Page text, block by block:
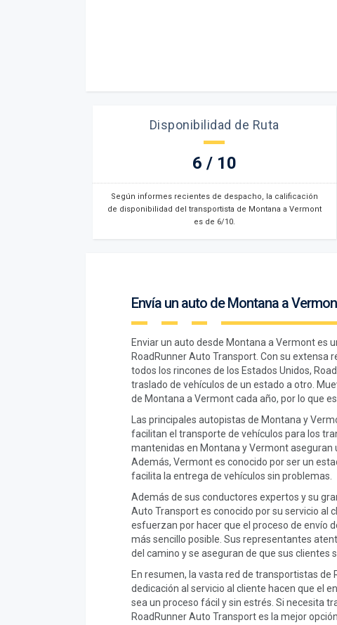
Disponibilidad de Ruta
6 / 10
Según informes recientes de despacho, la calificación
de disponibilidad del transportista de Montana a Vermont
es de 6/10.
Envía un auto de Montana a
Enviar un auto desde Montana a Vermont es
RoadRunner Auto Transport. Con su extensa
todos los rincones de los Estados Unidos,
traslado de vehículos de un estado a otro.
de Montana a Vermont cada año, por lo que
Las principales autopistas de Montana y
facilitan el transporte de vehículos para los
mantenidas en Montana y Vermont aseguran
Además, Vermont es conocido por ser un
facilita la entrega de vehículos sin problemas.
Además de sus conductores expertos y su
Auto Transport es conocido por su servicio al
esfuerzan por hacer que el proceso de envío
más sencillo posible. Sus representantes
del camino y se aseguran de que sus clientes
En resumen, la vasta red de transportistas de
dedicación al servicio al cliente hacen que el
sea un proceso fácil y sin estrés. Si necesita
RoadRunner Auto Transport es la mejor